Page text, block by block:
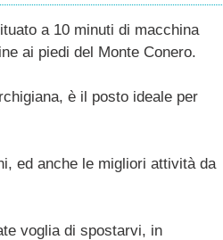
a 10 minuti di macchina
ai piedi del Monte Conero.
è il posto ideale per
ed anche le migliori attività da
voglia di spostarvi, in